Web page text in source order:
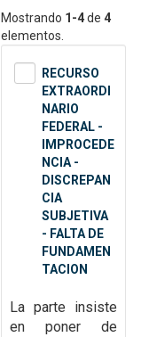
Mostrando 1-4de 4
elementos.
RECURSO
EXTRAORDI
NARIO
FEDERAL -
IMPROCEDE
NCIA -
DISCREPAN
CIA
SUBJETIVA
- FALTA DE
FUNDAMEN
TACION
La parte insiste
en poner de